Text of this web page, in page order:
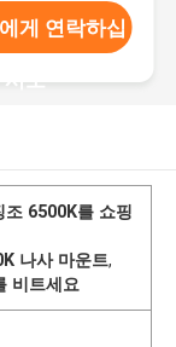
게 연락하십
시오
조 6500K를 쇼핑
나사 마운트,
비트세요